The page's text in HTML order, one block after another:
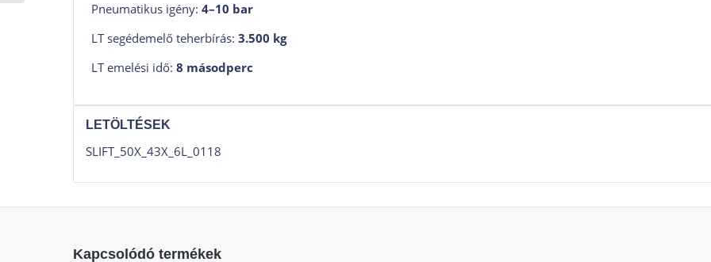
a kívánt megállási magasság beállítását
Pneumatikus igény: 4–10 bar
LT segédemelő teherbírás: 3.500 kg
LT emelési idő: 8 másodperc
LETÖLTÉSEK
SLIFT_50X_43X_6L_0118
Kapcsolódó termékek